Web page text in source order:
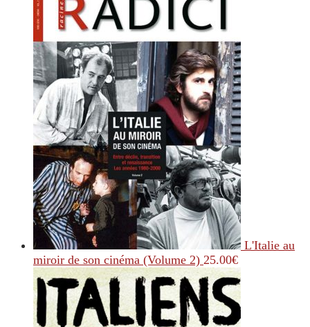
L'Italie au
miroir de son cinéma (Volume 2) 25.00€